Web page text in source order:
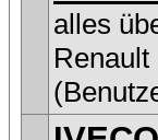
alles
Renault